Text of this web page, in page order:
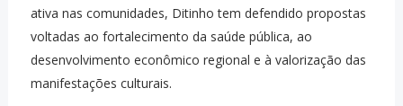
ativa nas comunidades, Ditinho tem defendido propostas
voltadas ao fortalecimento da saúde pública, ao
desenvolvimento econômico regional e à valorização das
manifestações culturais.